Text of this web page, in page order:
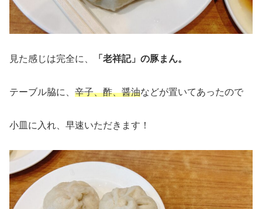
見た感じは完全に、 「老祥記」の豚まん。
テーブル脇に、 辛子、酢、醤油などが置いてあったので
小皿に入れ、早速いただきます！